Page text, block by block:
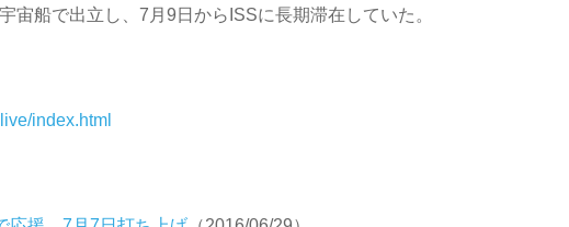
宙船で出立し、7月9日からISSに長期滞在していた。
index.html